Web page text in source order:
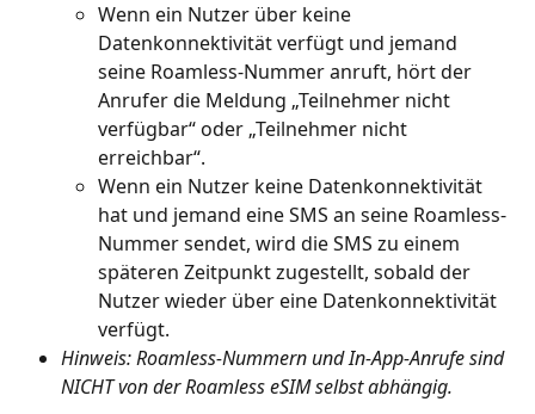
Wenn ein Nutzer über keine
Datenkonnektivität verfügt und jemand
seine Roamless-Nummer anruft, hört der
Anrufer die Meldung „Teilnehmer nicht
verfügbar“ oder „Teilnehmer nicht
erreichbar“.
Wenn ein Nutzer keine Datenkonnektivität
hat und jemand eine SMS an seine Roamless-
Nummer sendet, wird die SMS zu einem
späteren Zeitpunkt zugestellt, sobald der
Nutzer wieder über eine Datenkonnektivität
verfügt.
Hinweis: Roamless-Nummern und In-App-Anrufe sind
NICHT von der Roamless eSIM selbst abhängig.